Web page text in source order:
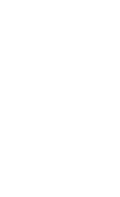
и многие
здесь также
для детей.
в